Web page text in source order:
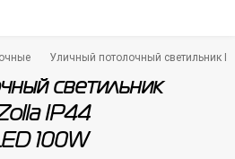
Уличный потолочный светильник
светильник
IP44
100W